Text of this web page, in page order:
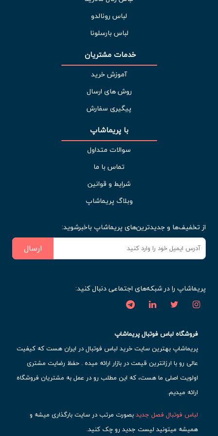
لباس رونالدو
لباس بارسلونا
خدمات مشتریان
آموزش خرید
روش های ارسال
پیگیری سفارش
با پریماشاپ
سوالات متداول
تماس با ما
شرایط و قوانین
وبلاگ پریماشاپ
از تخفیف‌ها و جدیدترین‌های پریماشاپ باخبرشوید:
ارسال
پریماشاپ را در شبکه‌های اجتماعی دنبال کنید:
فروشگاه لباس فوتبال پریماشاپ
پریماشاپ بهترین سایت خرید لباس فوتبال در ایران هست که کیفیت
عالی رو با ارزانترین قیمت در بازار ارائه میده . حفظ رضایت مشتری
اولویت اصلی ما هست، که این مطلب رو در عمل به مشتریان فروشگاه
ارائه میدیم.
لباس فوتبال فصل جدیدبصورت مرتب در سایت بارگذاری میشه و
همیشه میتونید لیست جدید رو چک کنید.